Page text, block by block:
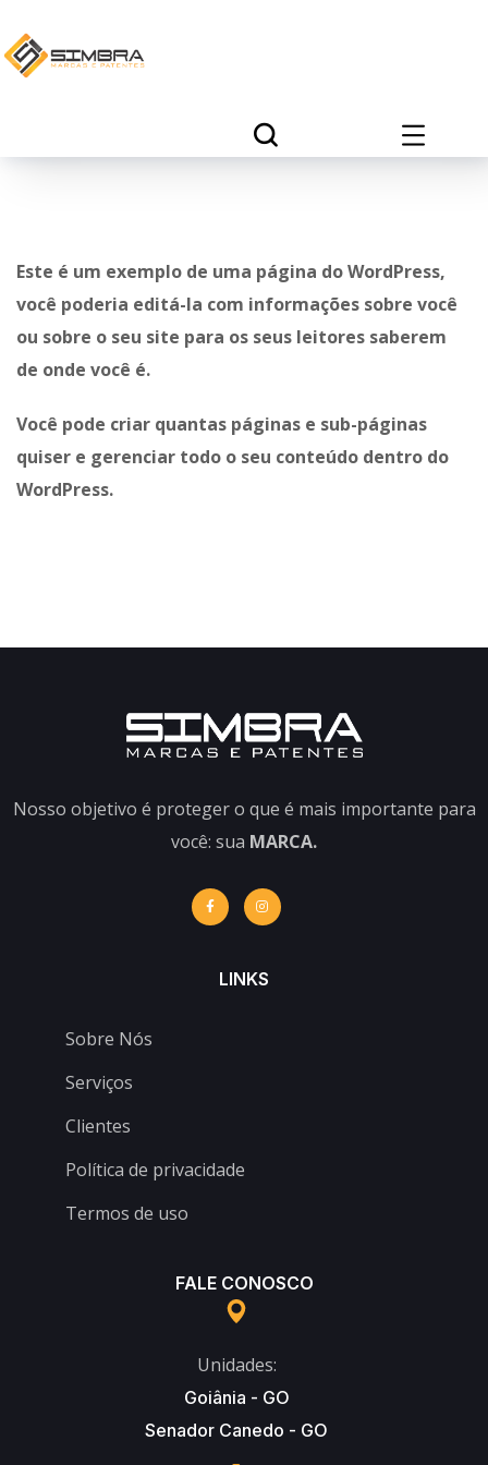
Este é um exemplo de uma página do WordPress,
você poderia editá-la com informações sobre você
ou sobre o seu site para os seus leitores saberem
de onde você é.
Você pode criar quantas páginas e sub-páginas
quiser e gerenciar todo o seu conteúdo dentro do
WordPress.
Nosso objetivo é protegero que é mais importante para
você: sua MARCA.
LINKS
Sobre Nós
Serviços
Clientes
Política de privacidade
Termos de uso
FALE CONOSCO
Unidades:
Goiânia - GO
Senador Canedo - GO